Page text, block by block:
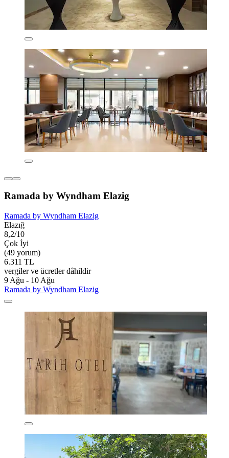
Ramada by Wyndham Elazig
Ramada by Wyndham Elazig
Elazığ
8,2/10
Çok İyi
(49 yorum)
6.311 TL
vergiler ve ücretler dâhildir
9 Ağu - 10 Ağu
Ramada by Wyndham Elazig